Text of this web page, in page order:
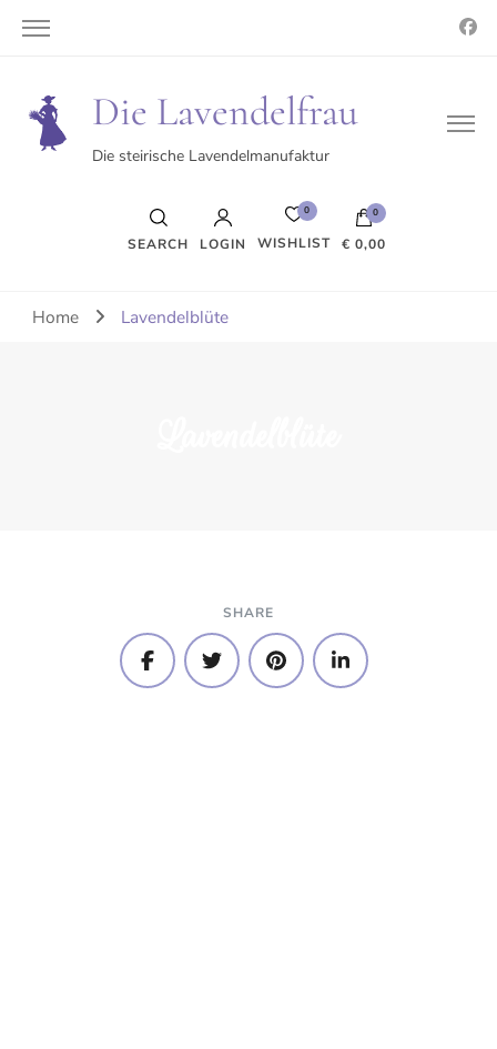
Die Lavendelfrau
Die steirische Lavendelmanufaktur
SEARCH LOGIN
0
WISHLIST
0
€ 0,00
Es befinden sich keine Produkte im Warenkorb.
Home Lavendelblüte
SHARE